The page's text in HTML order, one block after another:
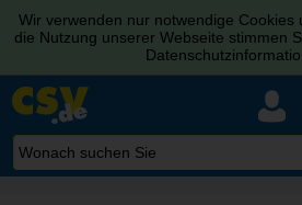
Wir verwenden nur notwendige Cookies
die Nutzung unserer Webseite stimmen